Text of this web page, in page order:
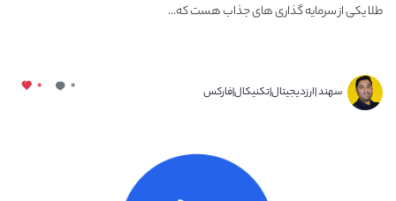
طلا یکی از سرمایه گذاری های جذاب هست که...
سهند |ارزدیجیتال|تکنیکال|فارکس ۰ ۰